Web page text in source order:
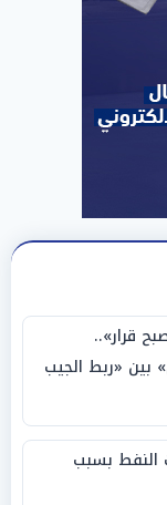
قرار»..
بين «ربط الجيب
النفط بسبب